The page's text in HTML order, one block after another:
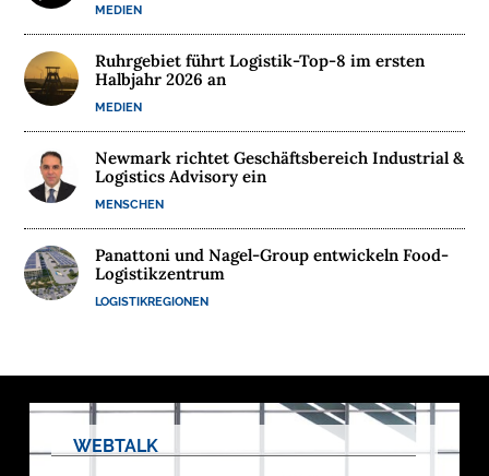
N

D
u
t
s
c
h
a
n
d
s
s
i
r
e
MEDIEN
Ruhrgebiet führt Logistik-Top-8 im ersten
Halbjahr 2026 an
MEDIEN
Newmark richtet Geschäftsbereich Industrial &
Logistics Advisory ein
MENSCHEN
Panattoni und Nagel-Group entwickeln Food-
Logistikzentrum
LOGISTIKREGIONEN
WEBTALK